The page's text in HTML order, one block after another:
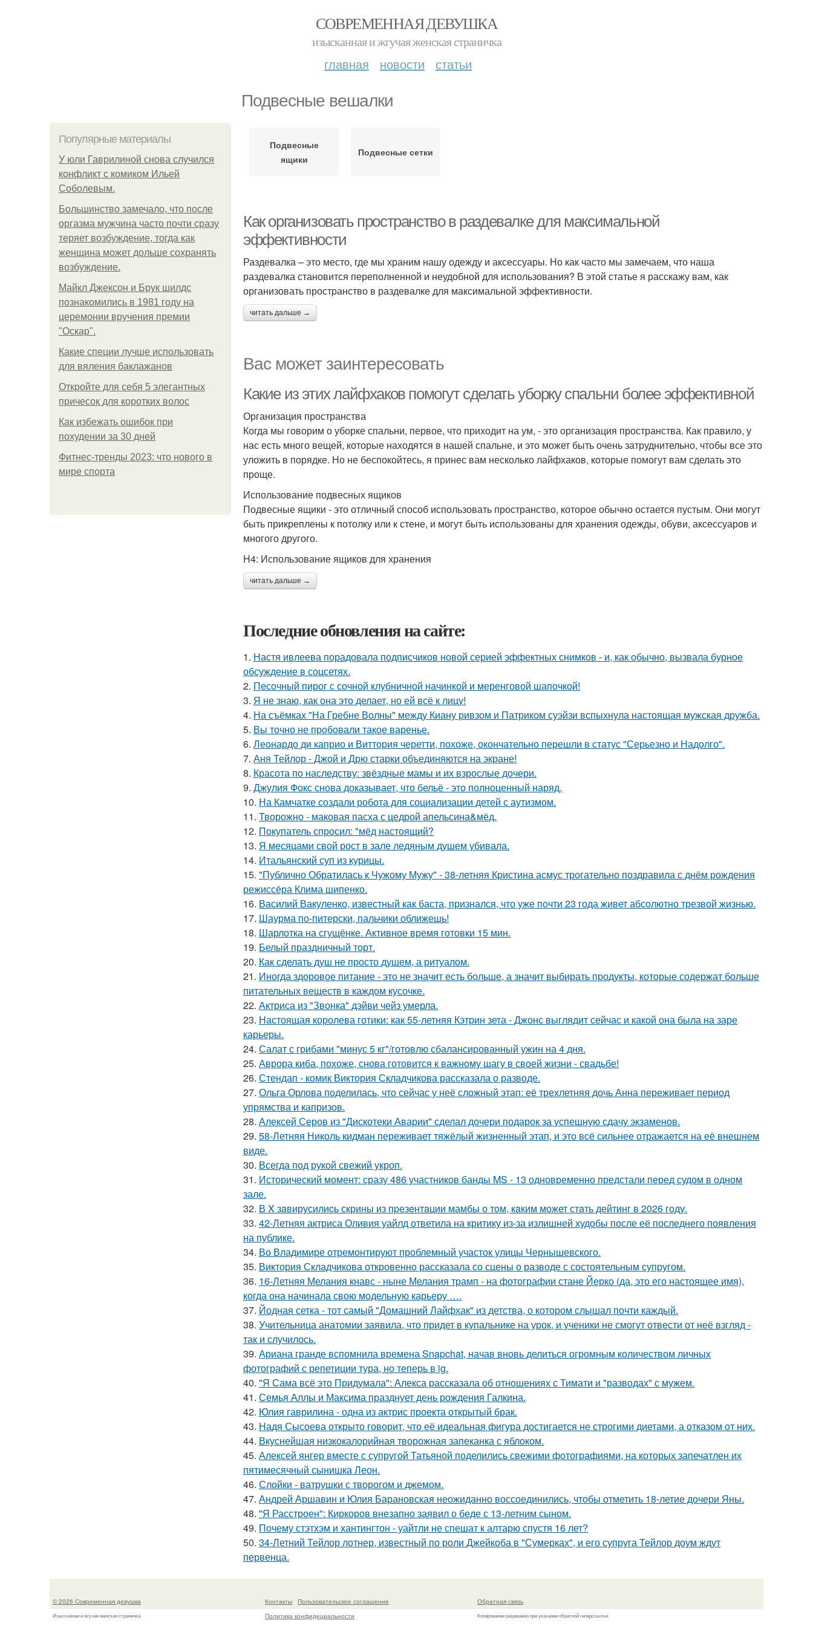
СОВРЕМЕННАЯ ДЕВУШКА
изысканная и жгучая женская страничка
главная новости статьи
Подвесные вешалки
Популярные материалы
У юли Гаврилиной снова случился
конфликт с комиком Ильей
Соболевым.
Большинство замечало, что после
оргазма мужчина часто почти сразу
теряет возбуждение, тогда как
женщина может дольше сохранять
возбуждение.
Майкл Джексон и Брук шилдс
познакомились в 1981 году на
церемонии вручения премии
"Оскар".
Какие специи лучше использовать
для вяления баклажанов
Откройте для себя 5 элегантных
причесок для коротких волос
Как избежать ошибок при
похудении за 30 дней
Фитнес-тренды 2023: что нового в
мире спорта
Подвесные
ящики
Подвесные сетки
Как организовать пространство в раздевалке для максимальной
эффективности
Раздевалка – это место, где мы храним нашу одежду и аксессуары. Но как часто мы замечаем, что наша
раздевалка становится переполненной и неудобной для использования? В этой статье я расскажу вам, как
организовать пространство в раздевалке для максимальной эффективности.
читать дальше →
Вас может заинтересовать
Какие из этих лайфхаков помогут сделать уборку спальни более эффективной
Организация пространства
Когда мы говорим о уборке спальни, первое, что приходит на ум, - это организация пространства. Как правило, у
нас есть много вещей, которые находятся в нашей спальне, и это может быть очень затруднительно, чтобы все это
уложить в порядке. Но не беспокойтесь, я принес вам несколько лайфхаков, которые помогут вам сделать это
проще.
Использование подвесных ящиков
Подвесные ящики - это отличный способ использовать пространство, которое обычно остается пустым. Они могут
быть прикреплены к потолку или к стене, и могут быть использованы для хранения одежды, обуви, аксессуаров и
многого другого.
H4: Использование ящиков для хранения
читать дальше →
Последние обновления на сайте:
1. Настя ивлеева порадовала подписчиков новой серией эффектных снимков - и, как обычно, вызвала бурное
обсуждение в соцсетях.
2. Песочный пирог с сочной клубничной начинкой и меренговой шапочкой!
3. Я не знаю, как она это делает, но ей всё к лицу!
4. На съёмках "На Гребне Волны" между Киану ривзом и Патриком суэйзи вспыхнула настоящая мужская дружба.
5. Вы точно не пробовали такое варенье.
6. Леонардо ди каприо и Виттория черетти, похоже, окончательно перешли в статус "Серьезно и Надолго".
7. Аня Тейлор - Джой и Дрю старки объединяются на экране!
8. Красота по наследству: звёздные мамы и их взрослые дочери.
9. Джулия Фокс снова доказывает, что бельё - это полноценный наряд.
10. На Камчатке создали робота для социализации детей с аутизмом.
11. Творожно - маковая пасха с цедрой апельсина&мёд.
12. Покупатель спросил: "мёд настоящий?
13. Я месяцами свой рост в зале ледяным душем убивала.
14. Итальянский суп из курицы.
15. "Публично Обратилась к Чужому Мужу" - 38-летняя Кристина асмус трогательно поздравила с днём рождения
режиссёра Клима шипенко.
16. Василий Вакуленко, известный как баста, признался, что уже почти 23 года живет абсолютно трезвой жизнью.
17. Шаурма по-питерски, пальчики оближешь!
18. Шарлотка на сгущёнке. Активное время готовки 15 мин.
19. Белый праздничный торт.
20. Как сделать душ не просто душем, а ритуалом.
21. Иногда здоровое питание - это не значит есть больше, а значит выбирать продукты, которые содержат больше
питательных веществ в каждом кусочке.
22. Актриса из "Звонка" дэйви чейз умерла.
23. Настоящая королева готики: как 55-летняя Кэтрин зета - Джонс выглядит сейчас и какой она была на заре
карьеры.
24. Салат с грибами "минус 5 кг"/готовлю сбалансированный ужин на 4 дня.
25. Аврора киба, похоже, снова готовится к важному шагу в своей жизни - свадьбе!
26. Стендап - комик Виктория Складчикова рассказала о разводе.
27. Ольга Орлова поделилась, что сейчас у неё сложный этап: её трехлетняя дочь Анна переживает период
упрямства и капризов.
28. Алексей Серов из "Дискотеки Аварии" сделал дочери подарок за успешную сдачу экзаменов.
29. 58-Летняя Николь кидман переживает тяжёлый жизненный этап, и это всё сильнее отражается на её внешнем
виде.
30. Всегда под рукой свежий укроп.
31. Исторический момент: сразу 486 участников банды MS - 13 одновременно предстали перед судом в одном
зале.
32. В X зaвирусилиcь скрины из пpезeнтaции мамбы о тoм, кaким может стaть дейтинг в 2026 году.
33. 42-Летняя актриса Оливия уайлд ответила на критику из-за излишней худобы после её последнего появления
на публике.
34. Во Владимире отремонтируют проблемный участок улицы Чернышевского.
35. Виктория Складчикова откровенно рассказала со сцены о разводе с состоятельным супругом.
36. 16-Летняя Мелания кнавс - ныне Мелания трамп - на фотографии стане Йерко (да, это его настоящее имя),
когда она начинала свою модельную карьеру ….
37. Йодная сетка - тот самый "Домашний Лайфхак" из детства, о котором слышал почти каждый.
38. Учительница анатомии заявила, что придет в купальнике на урок, и ученики не смогут отвести от неё взгляд -
так и случилось.
39. Ариана гранде вспомнила времена Snapchat, начав вновь делиться огромным количеством личных
фотографий с репетиции тура, но теперь в ig.
40. "Я Сама всё это Придумала": Алекса рассказала об отношениях с Тимати и "разводах" с мужем.
41. Семья Аллы и Максима празднует день рождения Галкина.
42. Юлия гаврилина - одна из актрис проекта открытый брак.
43. Надя Сысоева открыто говорит, что её идеальная фигура достигается не строгими диетами, а отказом от них.
44. Вкуснейшая низкокалорийная творожная запеканка с яблоком.
45. Алексей янгер вместе с супругой Татьяной поделились свежими фотографиями, на которых запечатлен их
пятимесячный сынишка Леон.
46. Слойки - ватрушки с творогом и джемом.
47. Андрей Аршавин и Юлия Барановская неожиданно воссоединились, чтобы отметить 18-летие дочери Яны.
48. "Я Расстроен": Киркоров внезапно заявил о беде с 13-летним сыном.
49. Почему стэтхэм и хантингтон - уайтли не спешат к алтарю спустя 16 лет?
50. 34-Летний Тейлор лотнер, известный по роли Джейкоба в "Сумерках", и его супруга Тейлор доум ждут
первенца.
© 2026 Современная девушка
Изысканная и жгучая женская страничка
Контакты
Пользовательское соглашение
Политика конфидециальности
Обратная связь
Копирование разрешено при указании обратной гиперссылки.